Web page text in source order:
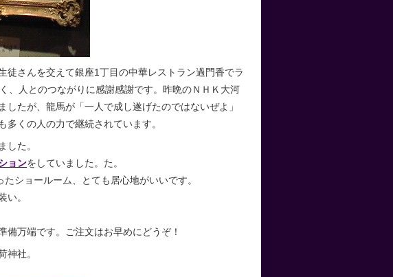
徒さんを交えて銀座1丁目の中華レストラン過門香でラ
、人とのつながりに感謝感謝です。昨晩のＮＨＫ大河
たが、龍馬が「一人で成し遂げたのではないぜよ」
くの人の力で継続されています。
した。
ョンをしていました。た。
ショールーム、とても居心地がいいです。
い。
備万端です。ご注文はお早めにどうぞ！
神社。